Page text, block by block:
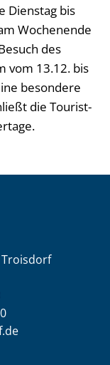
Dienstag bis
Wochenende
des
vom 13.12. bis
besondere
die Tourist-
Troisdorf